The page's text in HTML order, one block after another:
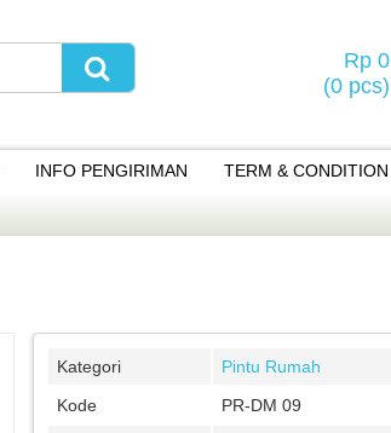
Rp 0
(0 pcs)
INFO PENGIRIMAN TERM & CONDITION
Kategori
Pintu Rumah
Kode
PR-DM 09